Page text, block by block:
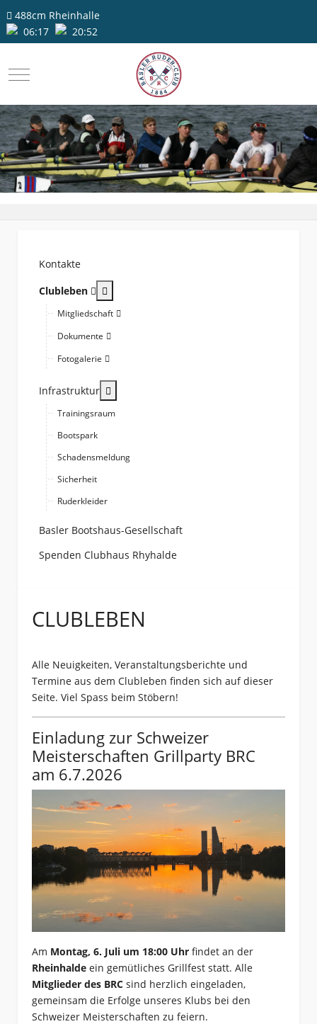
488cm Rheinhalle
06:17
20:52
Mobile Menu Toggle
Kontakte
Clubleben
Mitgliedschaft
Dokumente
Fotogalerie
Infrastruktur
Trainingsraum
Bootspark
Schadensmeldung
Sicherheit
Ruderkleider
Basler Bootshaus-Gesellschaft
Spenden Clubhaus Rhyhalde
CLUBLEBEN
Alle Neuigkeiten, Veranstaltungsberichte und
Termine aus dem Clubleben finden sich auf dieser
Seite. Viel Spass beim Stöbern!
Einladung zur Schweizer
Meisterschaften Grillparty BRC
am 6.7.2026
Am Montag, 6. Juli um 18:00 Uhr findet an der
Rheinhalde ein gemütliches Grillfest statt. Alle
Mitglieder des BRC sind herzlich eingeladen,
gemeinsam die Erfolge unseres Klubs bei den
Schweizer Meisterschaften zu feiern.